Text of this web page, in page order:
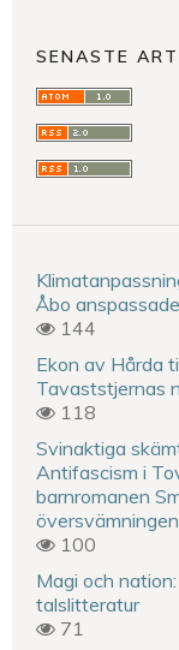
SENASTE
Åbo
144
Ekon av Hårda
Tavaststjernas
118
Svinaktiga
Antifascism i
barnromanen
översvämningen
100
Magi och
talslitteratur
71